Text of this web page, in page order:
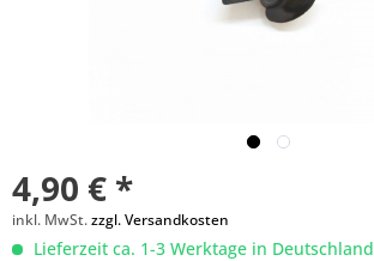
4,90 € *
inkl. MwSt.zzgl. Versandkosten
Lieferzeit ca. 1-3 Werktage in Deutschland